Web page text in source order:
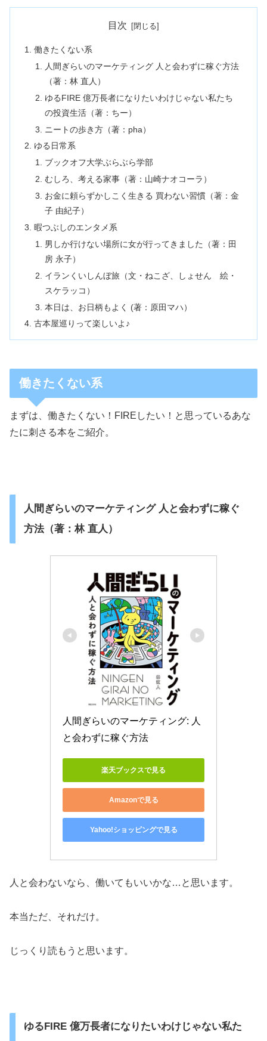
目次
働きたくない系
人間ぎらいのマーケティング 人と会わずに稼ぐ方法
（著：林 直人）
ゆるFIRE 億万長者になりたいわけじゃない私たち
の投資生活（著：ちー）
ニートの歩き方（著：pha）
ゆる日常系
ブックオフ大学ぶらぶら学部
むしろ、考える家事（著：山崎ナオコーラ）
お金に頼らずかしこく生きる 買わない習慣（著：金
子 由紀子）
暇つぶしのエンタメ系
男しか行けない場所に女が行ってきました（著：田
房 永子）
イランくいしんぼ旅（文・ねこざ、しょせん 絵・
スケラッコ）
本日は、お日柄もよく (著：原田マハ）
古本屋巡りって楽しいよ♪
働きたくない系
まずは、働きたくない！FIREしたい！と思っているあな
たに刺さる本をご紹介。
人間ぎらいのマーケティング 人と会わずに稼ぐ
方法（著：林 直人）
人間ぎらいのマーケティング: 人
と会わずに稼ぐ方法
楽天ブックスで見る
Amazonで見る
Yahoo!ショッピングで見る
人と会わないなら、働いてもいいかな…と思います。
本当ただ、それだけ。
じっくり読もうと思います。
ゆるFIRE 億万長者になりたいわけじゃない私た